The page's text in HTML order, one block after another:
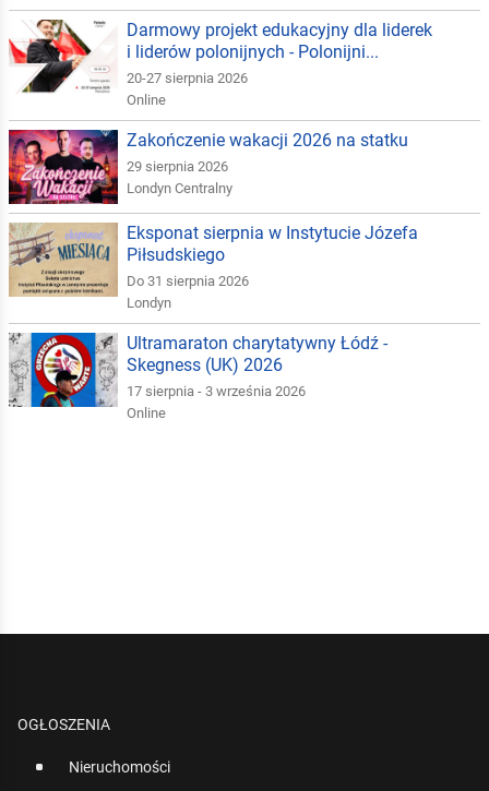
Darmowy projekt edukacyjny dla liderek
i liderów polonijnych - Polonijni...
20-27 sierpnia 2026
Online
Zakończenie wakacji 2026 na statku
29 sierpnia 2026
Londyn Centralny
Eksponat sierpnia w Instytucie Józefa
Piłsudskiego
Do 31 sierpnia 2026
Londyn
Ultramaraton charytatywny Łódź -
Skegness (UK) 2026
17 sierpnia - 3 września 2026
Online
OGŁOSZENIA
Nieruchomości